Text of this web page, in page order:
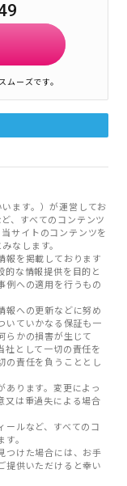
ーズです。
ます。）が運営してお
、すべてのコンテンツ
サイトのコンテンツを
なします。
報を掲載しております
的な情報提供を目的と
例への適用を行うもの
報への更新などに努め
いていかなる保証も一
らかの損害が生じて
社として一切の責任を
の責任を負うこととし
あります。変更によっ
又は重過失による場合
ールなど、すべてのコ
。
つけた場合には、お手
提供いただけると幸い